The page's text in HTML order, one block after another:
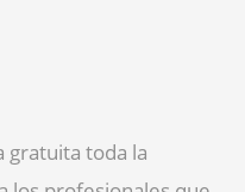
gratuita toda la